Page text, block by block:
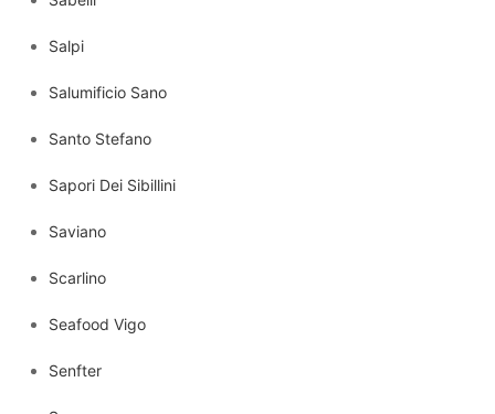
Salpi
Salumificio Sano
Santo Stefano
Sapori Dei Sibillini
Saviano
Scarlino
Seafood Vigo
Senfter